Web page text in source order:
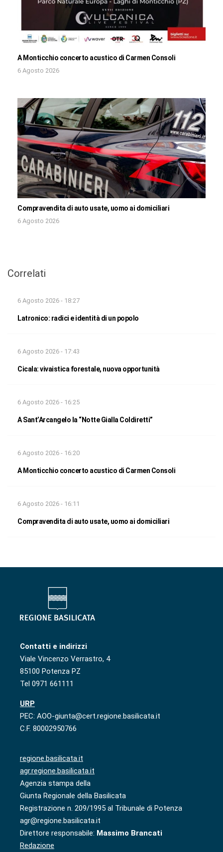
A Monticchio concerto acustico di Carmen Consoli
6 Agosto 2026
Compravendita di auto usate, uomo ai domiciliari
6 Agosto 2026
Correlati
6 Agosto 2026 - 18:27
Latronico: radici e identità di un popolo
6 Agosto 2026 - 17:43
Cicala: vivaistica forestale, nuova opportunità
6 Agosto 2026 - 16:25
A Sant’Arcangelo la “Notte Gialla Coldiretti”
6 Agosto 2026 - 16:20
A Monticchio concerto acustico di Carmen Consoli
6 Agosto 2026 - 16:11
Compravendita di auto usate, uomo ai domiciliari
Contatti e indirizzi
Viale Vincenzo Verrastro, 4
85100 Potenza PZ
Tel 0971 661111
URP
PEC: AOO-giunta@cert.regione.basilicata.it
C.F. 80002950766
regione.basilicata.it
agr.regione.basilicata.it
Agenzia stampa della
Giunta Regionale della Basilicata
Registrazione n. 209/1995 al Tribunale di Potenza
agr@regione.basilicata.it
Direttore responsabile: Massimo Brancati
Redazione